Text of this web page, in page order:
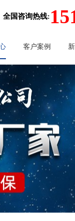
全国咨询热线:
客户案例